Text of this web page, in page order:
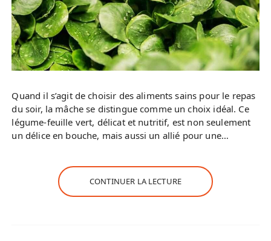
Quand il s’agit de choisir des aliments sains pour le repas
du soir, la mâche se distingue comme un choix idéal. Ce
légume-feuille vert, délicat et nutritif, est non seulement
un délice en bouche, mais aussi un allié pour une…
CONTINUER LA LECTURE